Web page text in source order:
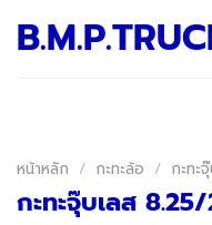
หน้าหลัก / กะทะล้อ / กะทะ
กะทะจุ๊บเลส